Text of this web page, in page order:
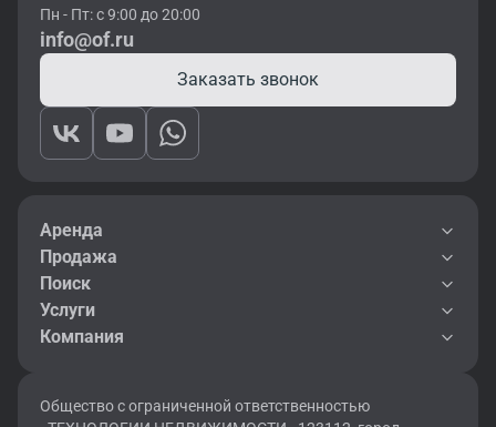
Пн - Пт: с 9:00 до 20:00
info@of.ru
Заказать звонок
Аренда
Продажа
Поиск
Услуги
Компания
Общество с ограниченной ответственностью